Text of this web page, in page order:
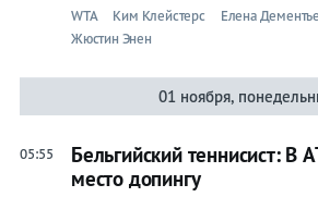
WTA Ким Клейстерс Елена
Жюстин Энен
01 ноября,
05:55
Бельгийский теннисист: В
место допингу